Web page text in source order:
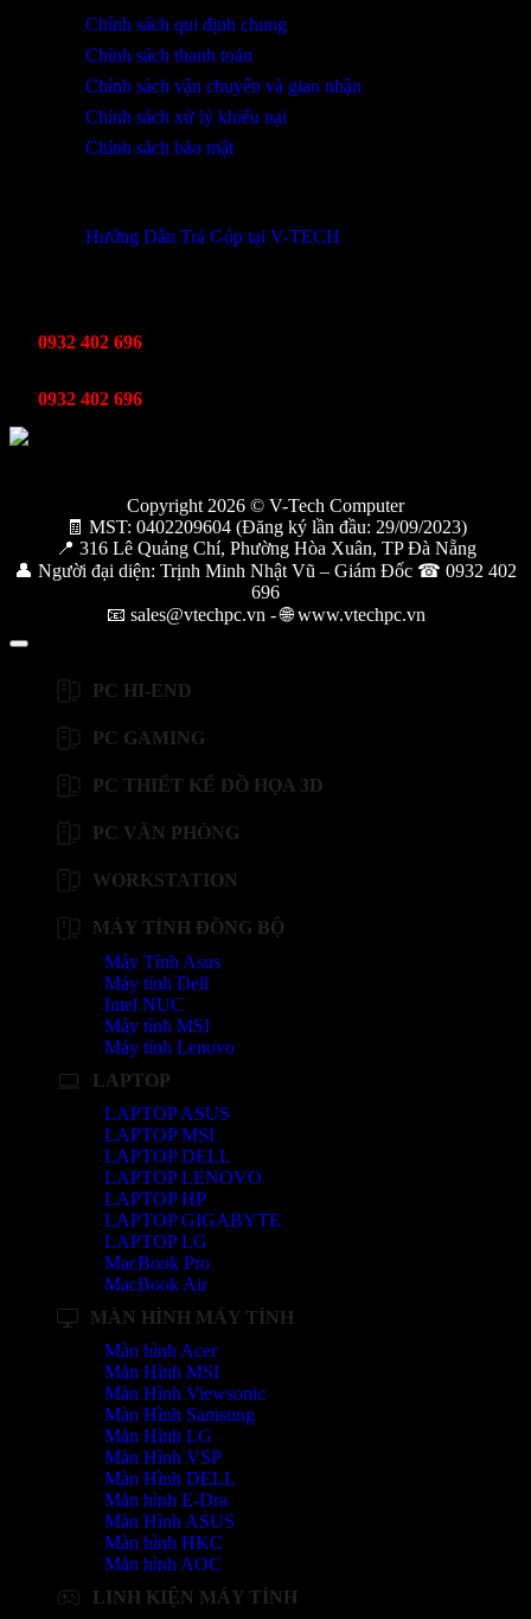
Chính sách qui định chung
Chính sách thanh toán
Chính sách vận chuyển và giao nhận
Chính sách xử lý khiếu nại
Chính sách bảo mật
Hướng Dẫn Trả Góp tại V-TECH
0932 402 696
0932 402 696
Copyright 2026 © V-Tech Computer
🧾 MST: 0402209604 (Đăng ký lần đầu: 29/09/2023)
📍 316 Lê Quảng Chí, Phường Hòa Xuân, TP Đà Nẵng
👤 Người đại diện: Trịnh Minh Nhật Vũ – Giám Đốc ☎ 0932 402
696
📧 sales@vtechpc.vn - 🌐 www.vtechpc.vn
PC HI-END
PC GAMING
PC THIẾT KẾ ĐỒ HỌA 3D
PC VĂN PHÒNG
WORKSTATION
MÁY TÍNH ĐỒNG BỘ
Máy Tính Asus
Máy tính Dell
Intel NUC
Máy tính MSI
Máy tính Lenovo
LAPTOP
LAPTOP ASUS
LAPTOP MSI
LAPTOP DELL
LAPTOP LENOVO
LAPTOP HP
LAPTOP GIGABYTE
LAPTOP LG
MacBook Pro
MacBook Air
MÀN HÌNH MÁY TÍNH
Màn hình Acer
Màn Hình MSI
Màn Hình Viewsonic
Màn Hình Samsung
Màn Hình LG
Màn Hình VSP
Màn Hình DELL
Màn hình E-Dra
Màn Hình ASUS
Màn hình HKC
Màn hình AOC
LINH KIỆN MÁY TÍNH